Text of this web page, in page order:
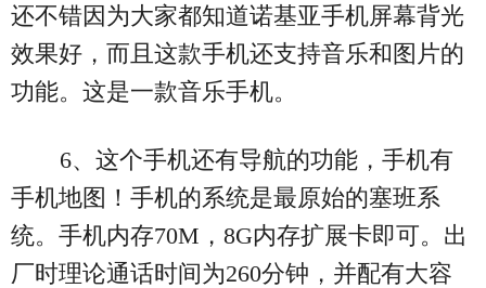
还不错因为大家都知道诺基亚手机屏幕背光
效果好，而且这款手机还支持音乐和图片的
功能。这是一款音乐手机。
6、这个手机还有导航的功能，手机有
手机地图！手机的系统是最原始的塞班系
统。手机内存70M，8G内存扩展卡即可。出
厂时理论通话时间为260分钟，并配有大容